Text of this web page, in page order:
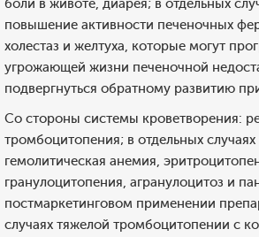
боли в животе, диарея; в отдельных
повышение активности печеночных
холестаз и желтуха, которые могут
угрожающей жизни печеночной
подвергнуться обратному развитию
Со стороны системы кроветворения:
тромбоцитопения; в отдельных
гемолитическая анемия,
гранулоцитопения, агранулоцитоз и
постмаркетинговом применении
случаях тяжелой тромбоцитопении с